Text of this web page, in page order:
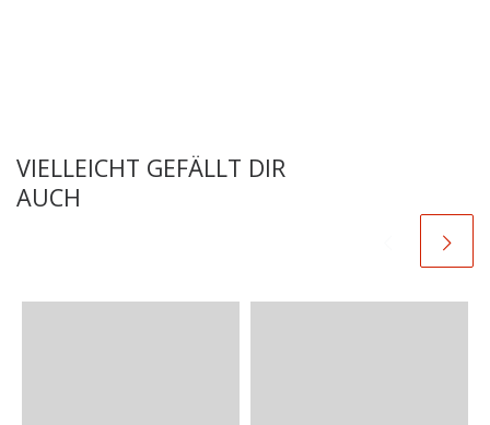
VIELLEICHT GEFÄLLT DIR
AUCH